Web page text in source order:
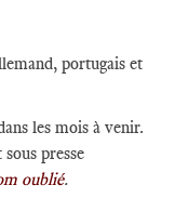
portugais et
les mois à venir.
presse
oublié.